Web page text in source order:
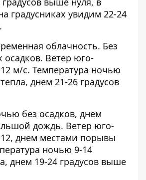
градусниках увидим 22-24
облачность. Без
осадков. Ветер юго-
м/с. Температура ночью
днем 21-26 градусов
без осадков, днем
дождь. Ветер юго-
днем местами порывы
ночью 9-14
днем 19-24 градусов выше